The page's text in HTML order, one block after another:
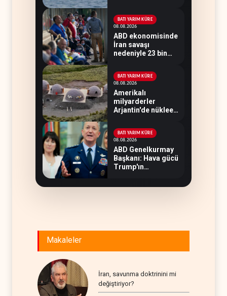
BATI YARIM KÜRE
08.08.2026
ABD ekonomisinde
İran savaşı
nedeniyle 23 bin
yaşandı
BATI YARIM KÜRE
08.08.2026
Amerikalı
milyarderler
Arjantin'de nükleer
ediyor
BATI YARIM KÜRE
08.08.2026
ABD Genelkurmay
Başkanı: Hava gücü
Trump'ın
Makaleler
İran, savunma doktrinini mi
değiştiriyor?